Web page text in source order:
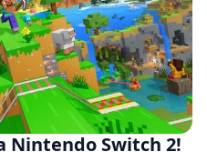
Nintendo Switch 2!